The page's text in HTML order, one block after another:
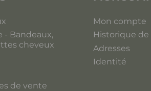
- Bandeaux,
cheveux
de vente
Mon compte
Historique
Adresses
Identité